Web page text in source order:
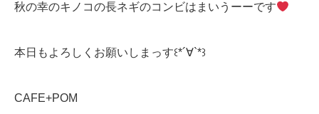
秋の幸のキノコの長ネギのコンビはまいうーーです
本日もよろしくお願いしまっす꒰*´∀`*꒱
CAFE+POM